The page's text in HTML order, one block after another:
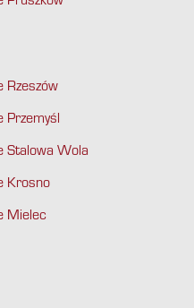
Rzeszów
Przemyśl
Stalowa Wola
Krosno
Mielec